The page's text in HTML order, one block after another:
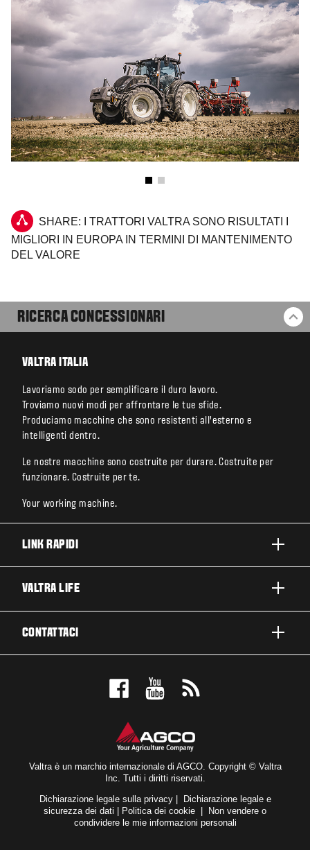
SHARE: I TRATTORI VALTRA SONO RISULTATI I
MIGLIORI IN EUROPA IN TERMINI DI MANTENIMENTO
DEL VALORE
RICERCA CONCESSIONARI
VALTRA ITALIA
Lavoriamo sodo per semplificare il duro lavoro.
Troviamo nuovi modi per affrontare le tue sfide.
Produciamo macchine che sono resistenti all’esterno e
intelligenti dentro.
Le nostre macchine sono costruite per durare. Costruite per
funzionare. Costruite per te.
Your working machine.
LINK RAPIDI
TECNOLOGIE VALTRA
ISCRIZIONE NEWSLETTER
VALTRA LIFE
VALTRA BLOG
VALTRA SHOP
CONTATTACI
PRENOTA UN TEST DRIVE
RICERCA CONCESSIONARI
DICHIARAZIONE DI ACCESSIBILITÀ
Valtra è un marchio internazionale di AGCO. Copyright © Valtra
Inc. Tutti i diritti riservati.
Dichiarazione legale sulla privacy| Dichiarazione legale e
sicurezza dei dati | Politica dei cookie | Non vendere o
condividere le mie informazioni personali